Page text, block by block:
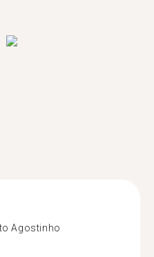
Agostinho